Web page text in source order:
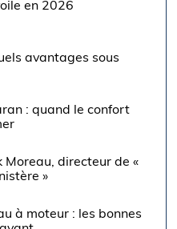
en 2026
avantages sous
: quand le confort
Moreau, directeur de «
»
à moteur : les bonnes